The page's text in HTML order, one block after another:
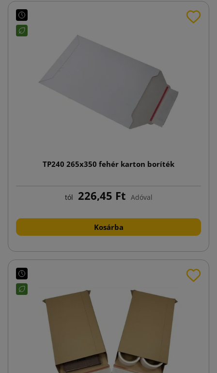
TP240 265x350 fehér karton boríték
tól 226,45 Ft Adóval
Kosárba